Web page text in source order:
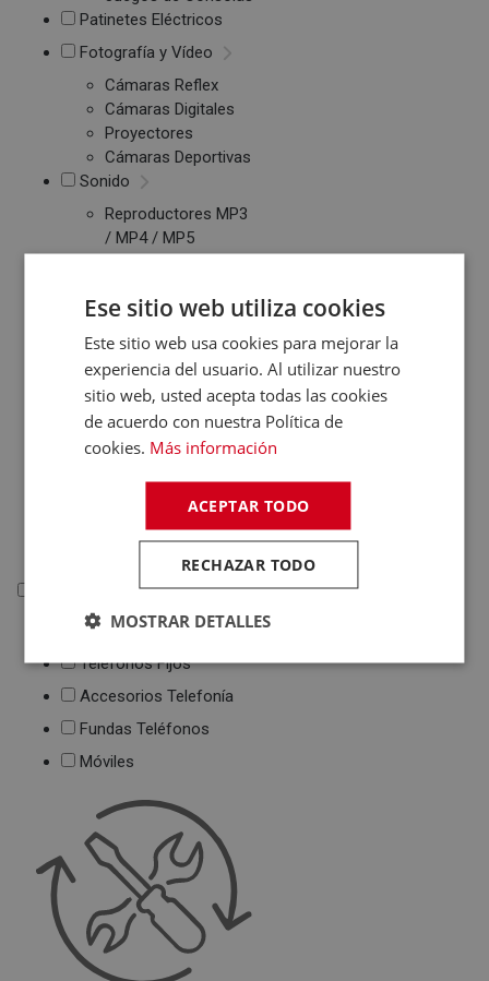
Patinetes Eléctricos
Fotografía y Vídeo
Cámaras Reflex
Cámaras Digitales
Proyectores
Cámaras Deportivas
Sonido
Reproductores MP3
/ MP4 / MP5
Radios CD / FM
Despertadores
Barras de Sonido
Altavoces
Inalambricos
Equipos de Música
Relojes y Pulseras
Juguetes
Telefonía
Telefonía
Teléfonos Fijos
Accesorios Telefonía
Fundas Teléfonos
Móviles
Ese sitio web utiliza cookies
Este sitio web usa cookies para mejorar la
experiencia del usuario. Al utilizar nuestro
sitio web, usted acepta todas las cookies
de acuerdo con nuestra Política de
cookies. Más información
ACEPTAR TODO
RECHAZAR TODO
MOSTRAR DETALLES